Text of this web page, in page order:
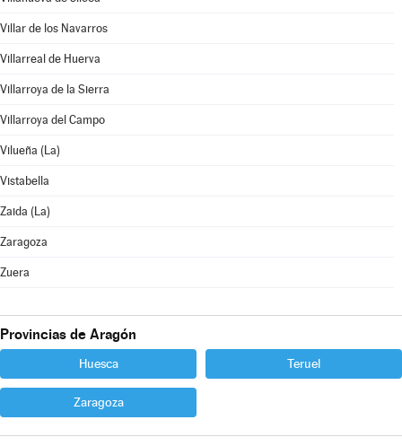
Villar de los Navarros
Villarreal de Huerva
Villarroya de la Sierra
Villarroya del Campo
Vilueña (La)
Vistabella
Zaida (La)
Zaragoza
Zuera
Provincias de Aragón
Huesca Teruel
Zaragoza